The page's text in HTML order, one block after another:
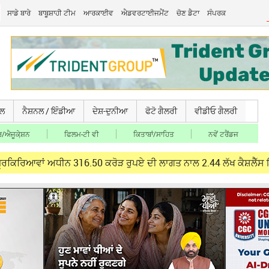
ਸਾਡੇ ਬਾਰੇ ਬਾਬੂਸ਼ਾਹੀ ਟੀਮ ਆਰਕਾਈਵ ਐਡਵਰਟਾਈਜਮੈਂਟ ਚੋਣ ਡੈਟਾ ਸੰਪਰਕ
ਨੈਸ਼ਨਲ / ਇੰਡੀਆ ਦੇਸ਼-ਦੁਨੀਆ ਫੋਟੋ ਗੈਲਰੀ ਵੀਡੀਓ ਗੈਲਰੀ
ਐਜੂਕੇ਼ਸ਼ਨ ਫਿਲਮ-ਟੀ ਵੀ ਕਿਤਾਬਾਂ/ਸਾਹਿਤ ਨਵੇਂ ਟਰੈਂਡਜ
ਅਧੀਨ 316.50 ਕਰੋੜ ਰੁਪਏ ਦੀ ਲਾਗਤ ਨਾਲ 2.44 ਲੱਖ ਕੈਸ਼ਲੈੱਸ ਇਲਾਜ